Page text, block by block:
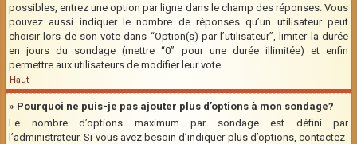
possibles, entrez une option par ligne dans le champ des réponses. Vous
pouvez aussi indiquer le nombre de réponses qu’un utilisateur peut
choisir lors de son vote dans “Option(s) par l’utilisateur”, limiter la durée
en jours du sondage (mettre “0” pour une durée illimitée) et enfin
permettre aux utilisateurs de modifier leur vote.
Haut
» Pourquoi ne puis-je pas ajouter plus d’options à mon sondage?
Le nombre d’options maximum par sondage est défini par
l’administrateur. Si vous avez besoin d’indiquer plus d’options, contactez-